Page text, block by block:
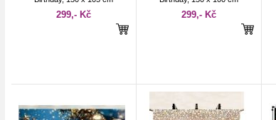
299,- Kč 299,- Kč